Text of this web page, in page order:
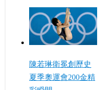
陳若琳衛冕創歷史
夏季奧運會200金精